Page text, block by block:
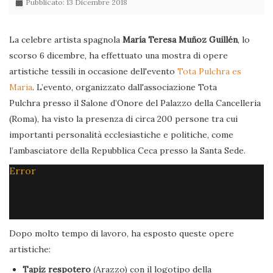
Pubblicato: 13 Dicembre 2018
La celebre artista spagnola María Teresa Muñoz Guillén, lo
scorso 6 dicembre, ha effettuato una mostra di opere
artistiche tessili in occasione dell'evento Tota Pulchra es
Maria. L’evento, organizzato dall'associazione Tota
Pulchra presso il Salone d’Onore del Palazzo della Cancelleria
(Roma), ha visto la presenza di circa 200 persone tra cui
importanti personalità ecclesiastiche e politiche, come
l’ambasciatore della Repubblica Ceca presso la Santa Sede.
Error
Dopo molto tempo di lavoro, ha esposto queste opere
artistiche:
Tapiz respotero (Arazzo) con il logotipo della